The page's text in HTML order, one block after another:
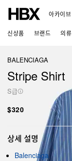
아카이브
신상품 브랜드 의류
BALENCIAGA
Stripe Shirt
S급
$320
상세 설명
Balenciaga